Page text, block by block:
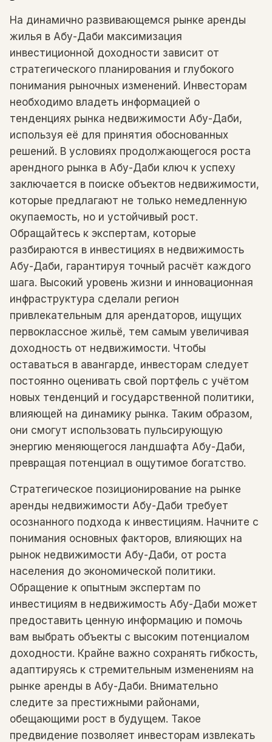
На динамично развивающемся рынке аренды
жилья в Абу-Даби максимизация
инвестиционной доходности зависит от
стратегического планирования и глубокого
понимания рыночных изменений. Инвесторам
необходимо владеть информацией о
тенденциях рынка недвижимости Абу-Даби,
используя её для принятия обоснованных
решений. В условиях продолжающегося роста
арендного рынка в Абу-Даби ключ к успеху
заключается в поиске объектов недвижимости,
которые предлагают не только немедленную
окупаемость, но и устойчивый рост.
Обращайтесь к экспертам, которые
разбираются в инвестициях в недвижимость
Абу-Даби, гарантируя точный расчёт каждого
шага. Высокий уровень жизни и инновационная
инфраструктура сделали регион
привлекательным для арендаторов, ищущих
первоклассное жильё, тем самым увеличивая
доходность от недвижимости. Чтобы
оставаться в авангарде, инвесторам следует
постоянно оценивать свой портфель с учётом
новых тенденций и государственной политики,
влияющей на динамику рынка. Таким образом,
они смогут использовать пульсирующую
энергию меняющегося ландшафта Абу-Даби,
превращая потенциал в ощутимое богатство.
Стратегическое позиционирование на рынке
аренды недвижимости Абу-Даби требует
осознанного подхода к инвестициям. Начните с
понимания основных факторов, влияющих на
рынок недвижимости Абу-Даби, от роста
населения до экономической политики.
Обращение к опытным экспертам по
инвестициям в недвижимость Абу-Даби может
предоставить ценную информацию и помочь
вам выбрать объекты с высоким потенциалом
доходности. Крайне важно сохранять гибкость,
адаптируясь к стремительным изменениям на
рынке аренды в Абу-Даби. Внимательно
следите за престижными районами,
обещающими рост в будущем. Такое
предвидение позволяет инвесторам извлекать